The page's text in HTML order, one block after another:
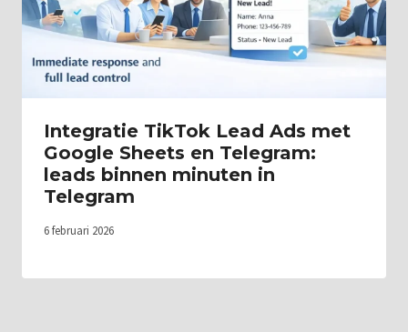
Integratie TikTok Lead Ads met
Google Sheets en Telegram:
leads binnen minuten in
Telegram
6 februari 2026